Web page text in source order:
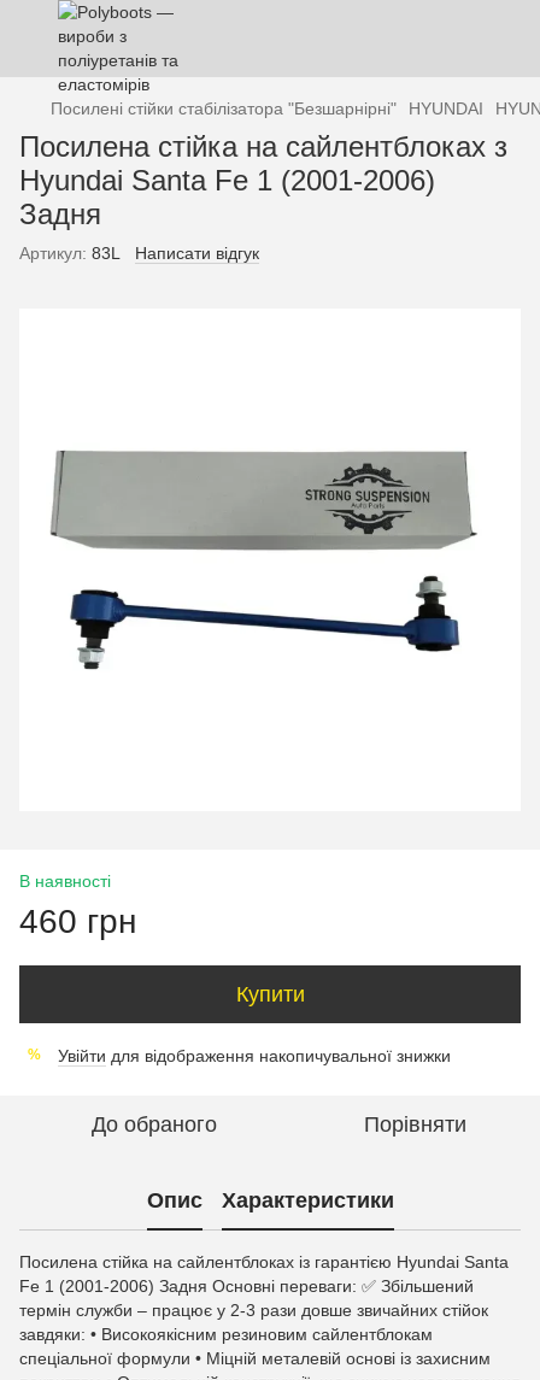
Посилені стійки стабілізатора "Безшарнірні" HYUNDAI
Посилена стійка на сайлентблоках з
Hyundai Santa Fe 1 (2001-2006)
Задня
Артикул: 83L Написати відгук
В наявності
460 грн
Купити
% Увійти для відображення накопичувальної знижки
До обраного Порівняти
Опис Характеристики
Посилена стійка на сайлентблоках із гарантією Hyundai Santa
Fe 1 (2001-2006) Задня Основні переваги: ✅ Збільшений
термін служби – працює у 2-3 рази довше звичайних стійок
завдяки: • Високоякісним резиновим сайлентблокам
спеціальної формули • Міцній металевій основі із захисним